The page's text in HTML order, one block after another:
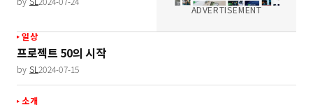
ADVERTISEMENT
일상
프로젝트 50의 시작
by SL2024-07-15
소개